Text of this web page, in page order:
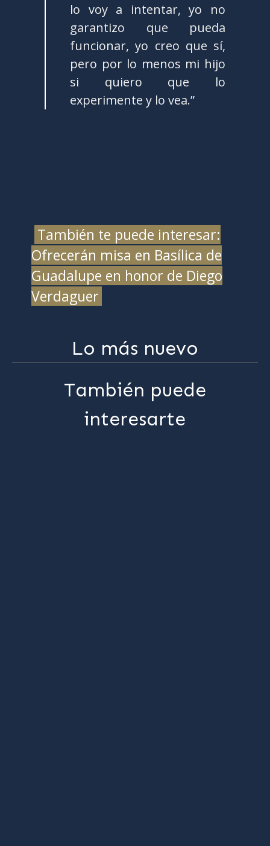
lo voy a intentar, yo no
garantizo que pueda
funcionar, yo creo que sí,
pero por lo menos mi hijo
si quiero que lo
experimente y lo vea.”
También te puede interesar:
Ofrecerán misa en Basílica de
Guadalupe en honor de Diego
Verdaguer
Lo más nuevo
También puede
interesarte